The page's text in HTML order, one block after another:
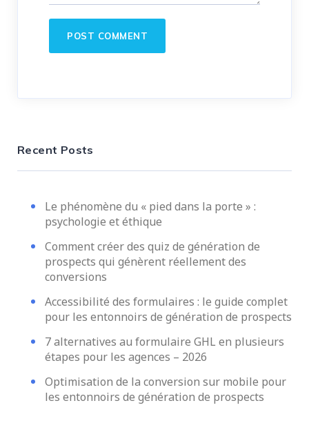
Recent Posts
Le phénomène du « pied dans la porte » :
psychologie et éthique
Comment créer des quiz de génération de
prospects qui génèrent réellement des
conversions
Accessibilité des formulaires : le guide complet
pour les entonnoirs de génération de prospects
7 alternatives au formulaire GHL en plusieurs
étapes pour les agences – 2026
Optimisation de la conversion sur mobile pour
les entonnoirs de génération de prospects